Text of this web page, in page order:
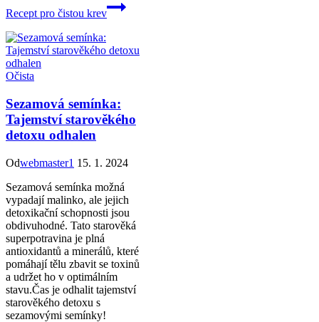
Recept pro čistou krev
Očista
Sezamová semínka:
Tajemství starověkého
detoxu odhalen
Odwebmaster1 15. 1. 2024
Sezamová semínka možná
vypadají malinko, ale jejich
detoxikační schopnosti jsou
obdivuhodné. Tato starověká
superpotravina je plná
antioxidantů a minerálů, které
pomáhají tělu zbavit se toxinů
a udržet ho v optimálním
stavu.Čas je odhalit tajemství
starověkého detoxu s
sezamovými semínky!